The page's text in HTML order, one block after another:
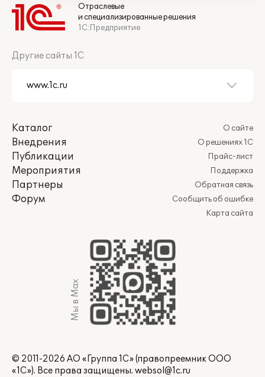
Отраслевые
и специализированные решения
1С:Предприятие
Другие сайты 1С
Каталог
Внедрения
Публикации
Мероприятия
Партнеры
Форум
О сайте
О решениях 1С
Прайс-лист
Поддержка
Обратная связь
Сообщить об ошибке
Карта сайта
Мы в Max
© 2011-2026 АО «Группа 1С» (правопреемник ООО
«1С»). Все права защищены. websol@1c.ru